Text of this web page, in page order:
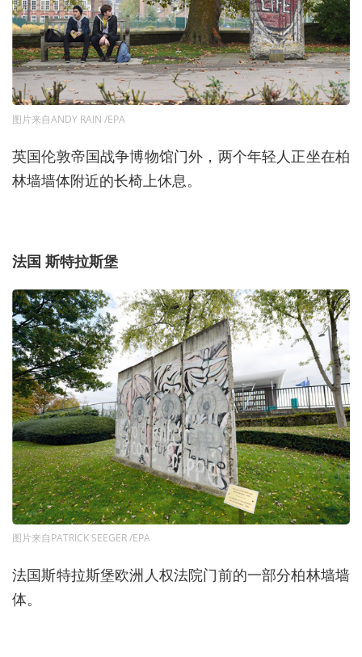
图片来自ANDY RAIN /EPA
英国伦敦帝国战争博物馆门外，两个年轻人正坐在柏
林墙墙体附近的长椅上休息。
法国 斯特拉斯堡
图片来自PATRICK SEEGER /EPA
法国斯特拉斯堡欧洲人权法院门前的一部分柏林墙墙
体。